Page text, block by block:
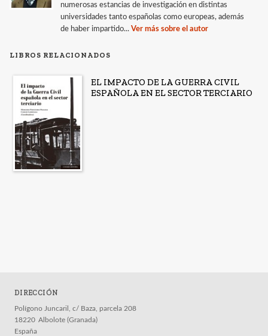
numerosas estancias de investigación en distintas
universidades tanto españolas como europeas, además
de haber impartido... Ver más sobre el autor
LIBROS RELACIONADOS
EL IMPACTO DE LA GUERRA CIVIL
ESPAÑOLA EN EL SECTOR TERCIARIO
DIRECCIÓN
Polígono Juncaril, c/ Baza, parcela 208
18220 Albolote (Granada)
España